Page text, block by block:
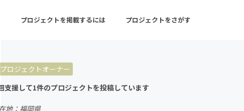
プロジェクトを掲載するには プロジェクトをさがす
ン 注目の新着プロジェクト 募集終了が近いプロジェクト
プロジェクトオーナー
支援して1件のプロジェクトを投稿しています
地：福岡県